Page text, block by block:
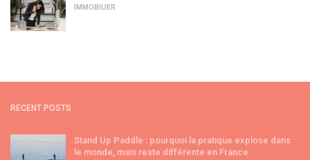
IMMOBILIER
RECENT POSTS
Stand Up Paddle : pourquoi la pratique explose dans
le monde, mais reste différente en France